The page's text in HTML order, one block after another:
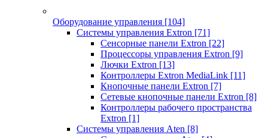
Оборудование управления [104]
Системы управления Extron [71]
Сенсорные панели Extron [22]
Процессоры управления Extron [9]
Лючки Extron [13]
Контроллеры Extron MediaLink [11]
Кнопочные панели Extron [7]
Сетевые кнопочные панели Extron [8]
Контроллеры рабочего пространства
Extron [1]
Системы управления Aten [8]